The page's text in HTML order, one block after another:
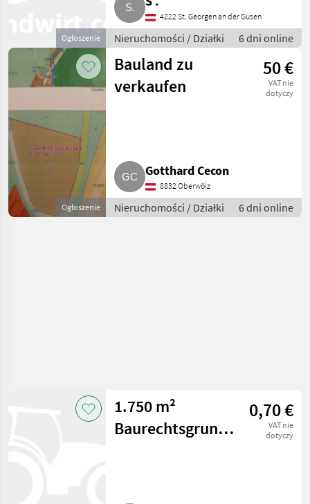
Ogłoszenie
4222 St. Georgen an der Gusen
Nieruchomości / Działki 6 dni online
Ogłoszenie
Bauland zu
verkaufen
50 €
VAT nie
dotyczy
Gotthard Cecon
8832 Oberwölz
Nieruchomości / Działki 6 dni online
1.750 m²
Baurechtsgrund
0,70 €
VAT nie
dotyczy